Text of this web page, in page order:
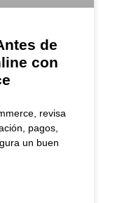
de
con
revisa
pagos,
un buen